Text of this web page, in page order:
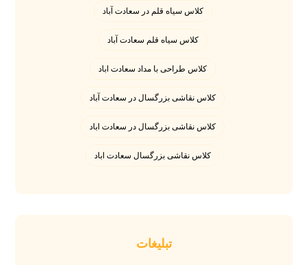
کلاس سیاه قلم در سعادت آباد
کلاس سیاه قلم سعادت آباد
کلاس طراحی با مداد سعادت اباد
کلاس نقاشی بزرگسال در سعادت آباد
کلاس نقاشی بزرگسال در سعادت اباد
کلاس نقاشی بزرگسال سعادت اباد
تبلیغات